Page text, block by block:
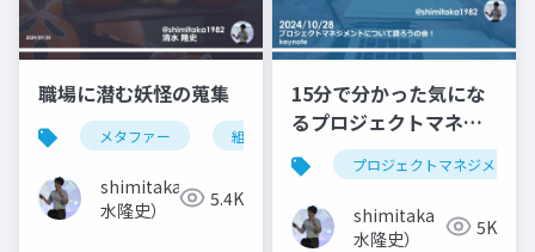
職場に潜む妖怪の蒐集
メタファー 組織課題 組織変革
shimitaka（清
水隆史）
5.4K
15分で分かった気にな
るプロジェクトマネジ
メント プロジェクトマネジメント
shimitaka（清
水隆史）
5K